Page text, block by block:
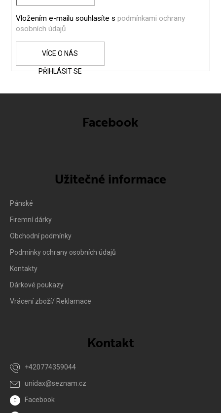
Vložením e-mailu souhlasíte s podmínkami ochrany
osobních údajů
PŘIHLÁSIT SE
Facebook
Užitečné informace
Pánské
Firemní dárky
Obchodní podmínky
Podmínky ochrany osobních údajů
Kontakty
Dárkové poukazy
Vrácení zboží/ Reklamace
Kontakt
unidax@seznam.cz
+420774359044
Facebook